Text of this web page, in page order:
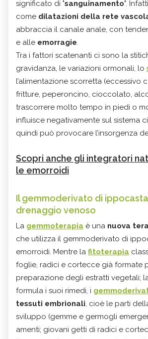
significato di "sanguinamento".
come dilatazioni della rete
abbraccia il canale anale, con
e alle emorragie.
Tra i fattori scatenanti ci sono la
gravidanza, le variazioni ormonali, lo
l’alimentazione scorretta (eccessivo
fritture, peperoncino, cioccolato,
trascorrere molto tempo in piedi o
influisce negativamente sul sistema
quindi può provocare l’insorgenza
Scopri anche gli integratori
le emorroidi
Il gemmoderivato di
drenaggio venoso
La gemmoterapia è una nuova
che utilizza il gemmoderivato di
emorroidi. Mentre la fitoterapia
foglie, radici e cortecce già formate
preparazione degli estratti vegetali;
formula i suoi rimedi, i
tessuti embrionali, cioè le parti
sviluppo (gemme e germogli
amenti; giovani getti di radici e